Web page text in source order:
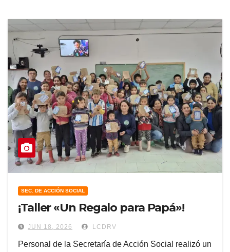
SEC. DE ACCIÓN SOCIAL
¡Taller «Un Regalo para Papá»!
JUN 18, 2026 LCDRV
Personal de la Secretaría de Acción Social realizó un